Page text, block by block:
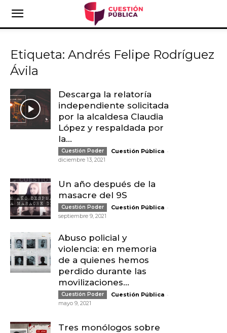
Etiqueta: Andrés Felipe Rodríguez
Ávila
Descarga la relatoría
independiente solicitada
por la alcaldesa Claudia
López y respaldada por
la...
Cuestión Poder Cuestión Pública -
diciembre 13, 2021
Un año después de la
masacre del 9S
Cuestión Poder Cuestión Pública -
septiembre 9, 2021
Abuso policial y
violencia: en memoria
de a quienes hemos
perdido durante las
movilizaciones...
Cuestión Poder Cuestión Pública -
mayo 9, 2021
Tres monólogos sobre